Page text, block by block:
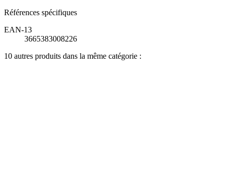
Références spécifiques
EAN-13
3665383008226
10 autres produits dans la même catégorie :